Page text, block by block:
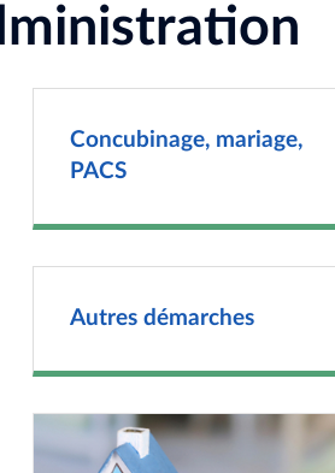
Concubinage, mariage,
PACS
Autres démarches